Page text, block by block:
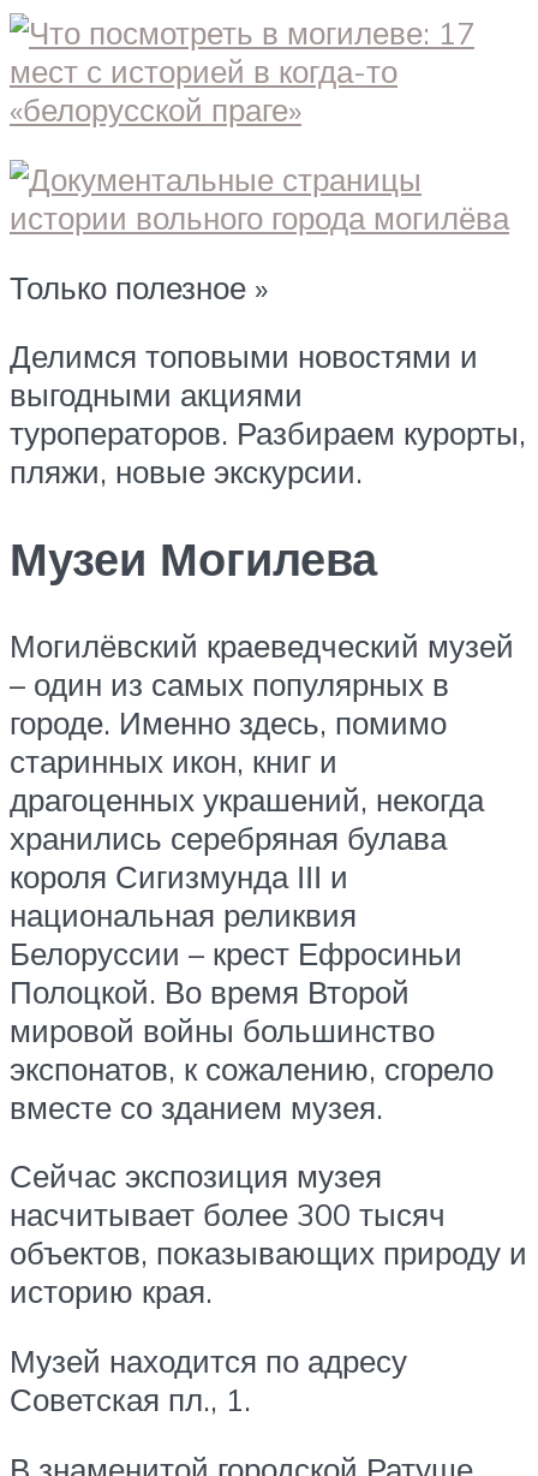
Только полезное »
Делимся топовыми новостями и
выгодными акциями
туроператоров. Разбираем курорты,
пляжи, новые экскурсии.
Музеи Могилева
Могилёвский краеведческий музей
– один из самых популярных в
городе. Именно здесь, помимо
старинных икон, книг и
драгоценных украшений, некогда
хранились серебряная булава
короля Сигизмунда ІІІ и
национальная реликвия
Белоруссии – крест Ефросиньи
Полоцкой. Во время Второй
мировой войны большинство
экспонатов, к сожалению, сгорело
вместе со зданием музея.
Сейчас экспозиция музея
насчитывает более 300 тысяч
объектов, показывающих природу и
историю края.
Музей находится по адресу
Советская пл., 1.